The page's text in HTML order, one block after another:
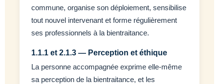
commune, organise son déploiement, sensibilise
tout nouvel intervenant et forme régulièrement
ses professionnels à la bientraitance.
1.1.1 et 2.1.3 — Perception et éthique
La personne accompagnée exprime elle-même
sa perception de la bientraitance, et les